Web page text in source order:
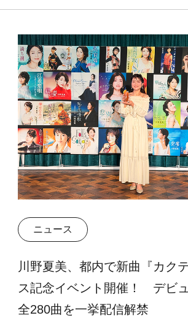
ニュース
川野夏美、都内で新曲『カク
ス記念イベント開催！ デビ
全280曲を一挙配信解禁